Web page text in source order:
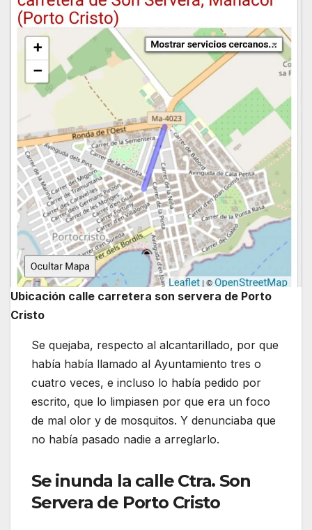
Ubicación calle carretera son servera de Porto
Cristo
Se quejaba, respecto al alcantarillado, por que
había había llamado al Ayuntamiento tres o
cuatro veces, e incluso lo había pedido por
escrito, que lo limpiasen por que era un foco
de mal olor y de mosquitos. Y denunciaba que
no había pasado nadie a arreglarlo.
Se inunda la calle Ctra. Son
Servera de Porto Cristo